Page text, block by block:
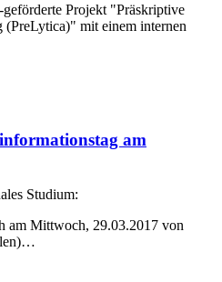
Projekt "Präskriptive
mit einem internen
am
Studium:
am Mittwoch, 29.03.2017 von